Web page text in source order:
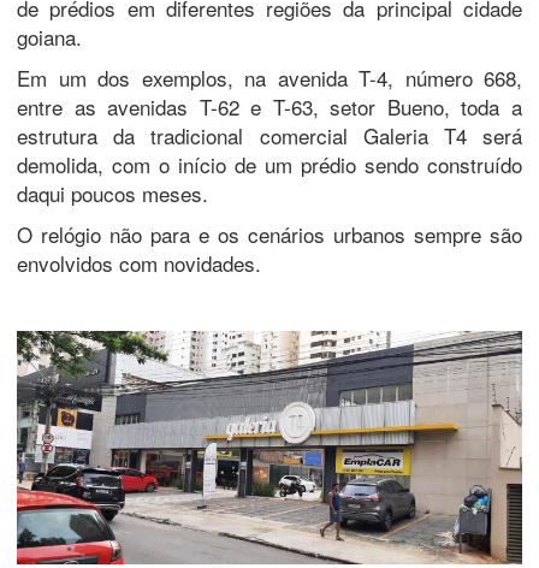
de prédios em diferentes regiões da principal cidade
goiana.
Em um dos exemplos, na avenida T-4, número 668,
entre as avenidas T-62 e T-63, setor Bueno, toda a
estrutura da tradicional comercial Galeria T4 será
demolida, com o início de um prédio sendo construído
daqui poucos meses.
O relógio não para e os cenários urbanos sempre são
envolvidos com novidades.